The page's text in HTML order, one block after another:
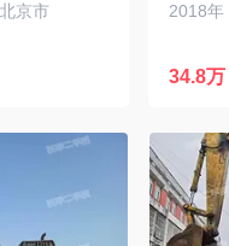
京市 2018年
34.8万